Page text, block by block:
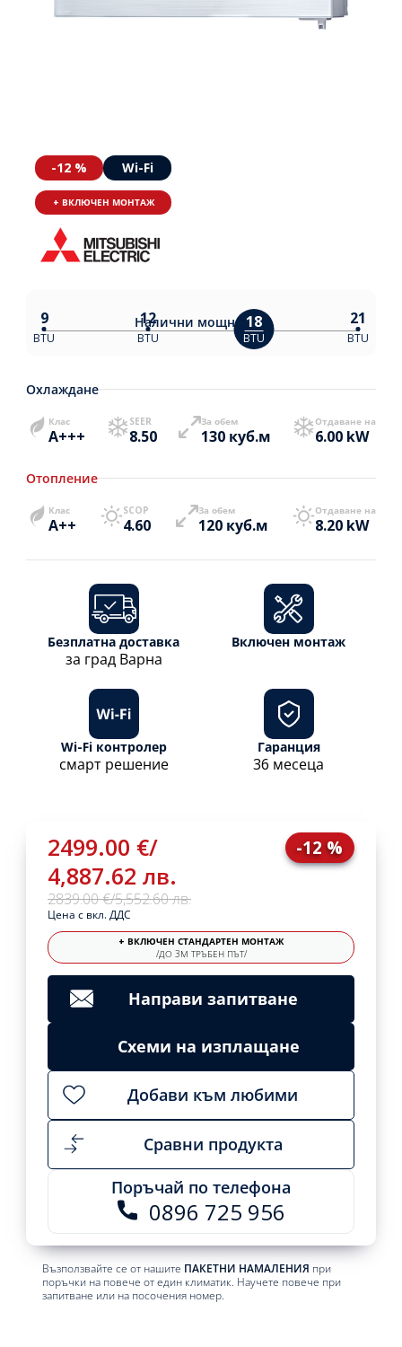
2499.00 €/
4,887.62 лв.
2839.00 €/5,552.60 лв.
-12 %
Цена с вкл. ДДС
+ ВКЛЮЧЕН СТАНДАРТЕН МОНТАЖ
/ДО 3М ТРЪБЕН ПЪТ/
Направи запитване
Схеми на изплащане
Добави към любими
Сравни продукта
Поръчай по телефона
0896 725 956
Възползвайте се от нашите ПАКЕТНИ НАМАЛЕНИЯ при
поръчки на повече от един климатик. Научете повече при
запитване или на посочения номер.
-12 % Wi-Fi
+ ВКЛЮЧЕН МОНТАЖ
Налични мощности:
9
BTU
12
BTU
18
BTU
21
BTU
Охлаждане
Клас
A+++
SEER
8.50
За обем
130 куб.м
Отдаване на
6.00 kW
Отопление
Клас
A++
SCOP
4.60
За обем
120 куб.м
Отдаване на
8.20 kW
Безплатна доставка
за град Варна
Включен монтаж
Wi-Fi контролер
смарт решение
Гаранция
36 месеца